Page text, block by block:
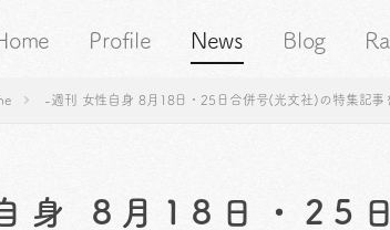
Profile News Blog
-週刊 女性自身 8月18日・25日合併号(光文社)の特集記事
身 8月18日・25